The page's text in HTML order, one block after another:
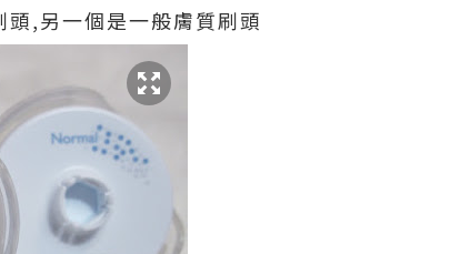
,另一個是一般膚質刷頭